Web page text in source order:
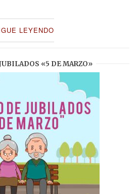
LEYENDO
«5 DE MARZO»